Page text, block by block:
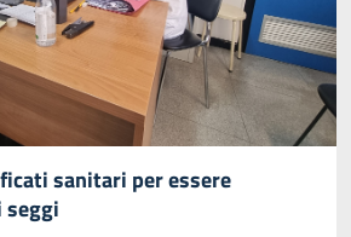
sanitari per essere
seggi